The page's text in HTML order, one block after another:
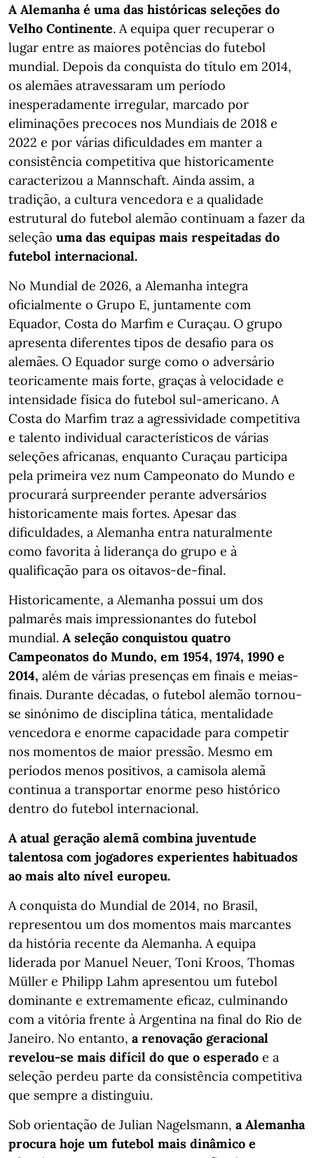
A Alemanha é uma das históricas seleções do
Velho Continente. A equipa quer recuperar o
lugar entre as maiores potências do futebol
mundial. Depois da conquista do título em 2014,
os alemães atravessaram um período
inesperadamente irregular, marcado por
eliminações precoces nos Mundiais de 2018 e
2022 e por várias dificuldades em manter a
consistência competitiva que historicamente
caracterizou a Mannschaft. Ainda assim, a
tradição, a cultura vencedora e a qualidade
estrutural do futebol alemão continuam a fazer da
seleção uma das equipas mais respeitadas do
futebol internacional.
No Mundial de 2026, a Alemanha integra
oficialmente o Grupo E, juntamente com
Equador, Costa do Marfim e Curaçau. O grupo
apresenta diferentes tipos de desafio para os
alemães. O Equador surge como o adversário
teoricamente mais forte, graças à velocidade e
intensidade física do futebol sul-americano. A
Costa do Marfim traz a agressividade competitiva
e talento individual característicos de várias
seleções africanas, enquanto Curaçau participa
pela primeira vez num Campeonato do Mundo e
procurará surpreender perante adversários
historicamente mais fortes. Apesar das
dificuldades, a Alemanha entra naturalmente
como favorita à liderança do grupo e à
qualificação para os oitavos-de-final.
Historicamente, a Alemanha possui um dos
palmarés mais impressionantes do futebol
mundial. A seleção conquistou quatro
Campeonatos do Mundo, em 1954, 1974, 1990 e
2014, além de várias presenças em finais e meias-
finais. Durante décadas, o futebol alemão tornou-
se sinónimo de disciplina tática, mentalidade
vencedora e enorme capacidade para competir
nos momentos de maior pressão. Mesmo em
períodos menos positivos, a camisola alemã
continua a transportar enorme peso histórico
dentro do futebol internacional.
A atual geração alemã combina juventude
talentosa com jogadores experientes habituados
ao mais alto nível europeu.
A conquista do Mundial de 2014, no Brasil,
representou um dos momentos mais marcantes
da história recente da Alemanha. A equipa
liderada por Manuel Neuer, Toni Kroos, Thomas
Müller e Philipp Lahm apresentou um futebol
dominante e extremamente eficaz, culminando
com a vitória frente à Argentina na final do Rio de
Janeiro. No entanto, a renovação geracional
revelou-se mais difícil do que o esperado e a
seleção perdeu parte da consistência competitiva
que sempre a distinguiu.
Sob orientação de Julian Nagelsmann, a Alemanha
procura hoje um futebol mais dinâmico e